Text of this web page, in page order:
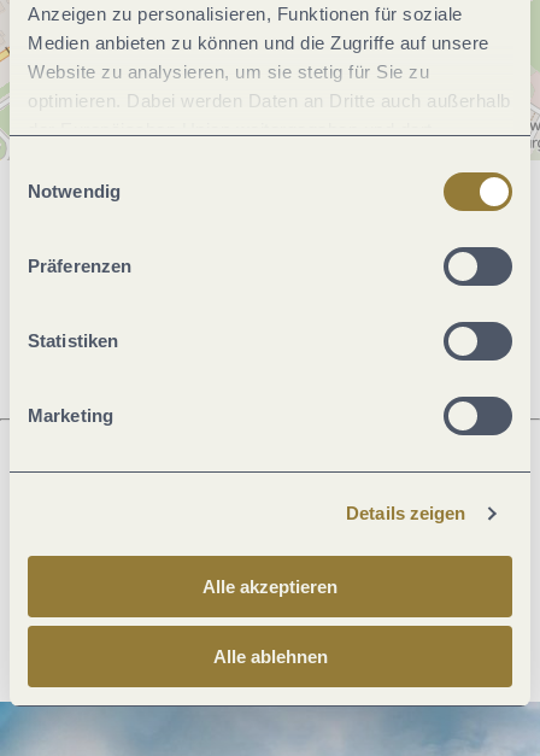
Anzeigen zu personalisieren, Funktionen für soziale
Medien anbieten zu können und die Zugriffe auf unsere
Website zu analysieren, um sie stetig für Sie zu
optimieren. Dabei werden Daten an Dritte auch außerhalb
jederzeit widerrufen werden. Mit der Auswahl "Alle
ablehnen" kann es zu Beeinträchtigungen in der Nutzung
Einwilligungsauswahl
Notwendig
Präferenzen
Statistiken
Marketing
Details zeigen
Alle akzeptieren
Alle ablehnen
Allgemeine Informationen
Anreise planen PDF erzeugen